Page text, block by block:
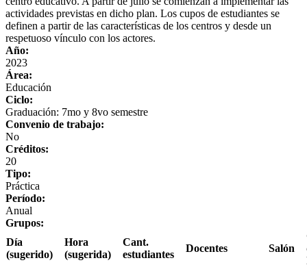
actividades previstas en dicho plan. Los cupos de estudiantes se
definen a partir de las características de los centros y desde un
respetuoso vínculo con los actores.
Año:
2023
Área:
Educación
Ciclo:
Graduación: 7mo y 8vo semestre
Convenio de trabajo:
No
Créditos:
20
Tipo:
Práctica
Período:
Anual
Grupos:
Día
(sugerido)
Hora
(sugerida)
Cant.
estudiantes
Docentes Salón